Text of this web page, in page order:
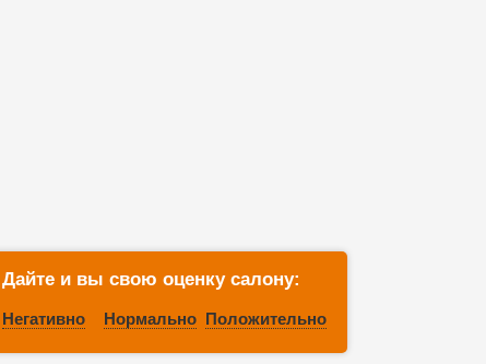
Дайте и вы свою оценку салону:
Негативно Нормально Положительно